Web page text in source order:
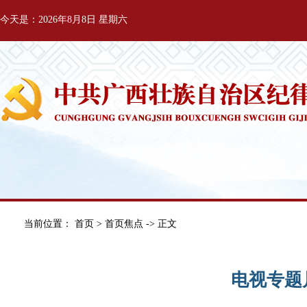
今天是：2026年8月8日 星期六
当前位置： 首页 > 首页焦点 -> 正文
电视专